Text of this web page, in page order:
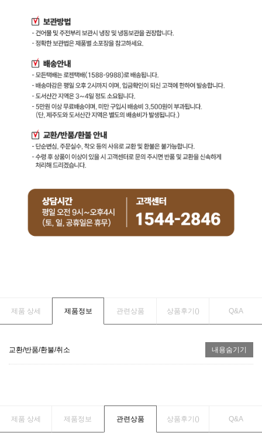
제품 상세 제품정보 관련상품 상품후기() Q&A
교환/반품/환불/취소 내용숨기기
제품 상세 제품정보 관련상품 상품후기() Q&A